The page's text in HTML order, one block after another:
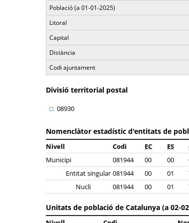
Població (a 01-01-2025)
Litoral
Capital
Distància
Codi ajuntament
Divisió territorial postal
08930
Nomenclàtor estadístic d'entitats de
Nivell Codi EC ES
Municipi
081944 00 00
Entitat singular 081944 00 01
Nucli
081944 00 01
Unitats de població de Catalunya (a 02-